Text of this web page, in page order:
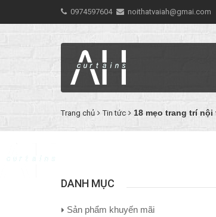
0974597604 noithatvaiah@gmai.com
Trang chủ Tin tức 18 mẹo trang trí
DANH MỤC
Sản phẩm khuyến mãi